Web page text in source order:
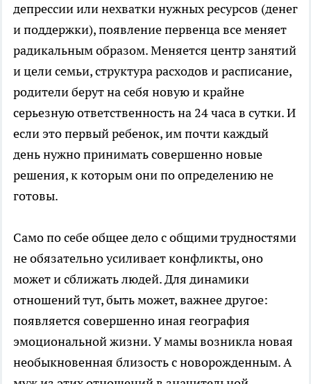
депрессии или нехватки нужных ресурсов (денег
и поддержки), появление первенца все меняет
радикальным образом. Меняется центр занятий
и цели семьи, структура расходов и расписание,
родители берут на себя новую и крайне
серьезную ответственность на 24 часа в сутки. И
если это первый ребенок, им почти каждый
день нужно принимать совершенно новые
решения, к которым они по определению не
готовы.
Само по себе общее дело с общими трудностями
не обязательно усиливает конфликты, оно
может и сближать людей. Для динамики
отношений тут, быть может, важнее другое:
появляется совершенно иная география
эмоциональной жизни. У мамы возникла новая
необыкновенная близость с новорожденным. А